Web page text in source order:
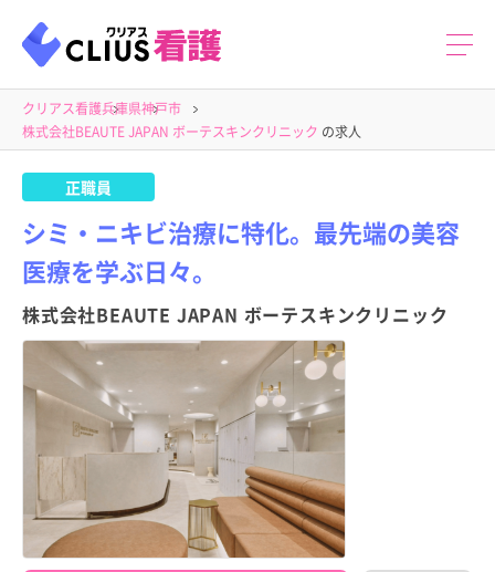
クリアス看護兵庫県神戸市
株式会社BEAUTE JAPAN ボーテスキンクリニック の求人
正職員
シミ・ニキビ治療に特化。最先端の美容
医療を学ぶ日々。
株式会社BEAUTE JAPAN ボーテスキンクリニック